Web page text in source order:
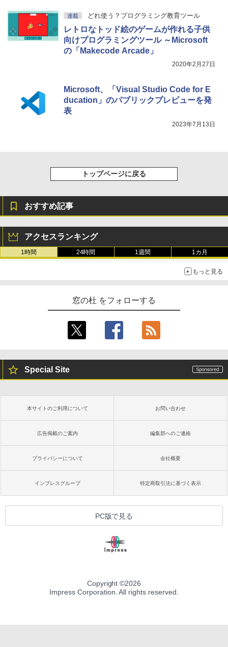
連載 どれ使う？プログラミング教育ツール
レトロなトッド絵のゲームが作れる子供
向けプログラミングツール ～Microsoft
の「Makecode Arcade」
2020年2月27日
Microsoft、「Visual Studio Code for E
ducation」のパブリックプレビューを発
表
2023年7月13日
トップページに戻る
おすすめ記事
アクセスランキング
1時間 24時間 1週間 1カ月
もっと見る
窓の杜 をフォローする
Special Site
本サイトのご利用について お問い合わせ
広告掲載のご案内 編集部へのご連絡
プライバシーについて 会社概要
インプレスグループ 特定商取引法に基づく表示
PC版で見る
Copyright ©2026
Impress Corporation. All rights reserved.